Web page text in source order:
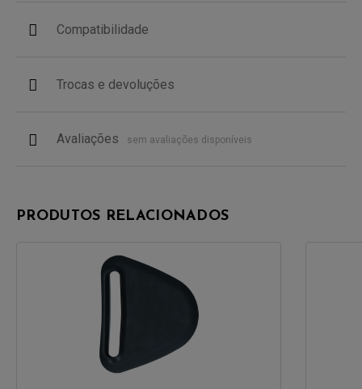
Compatibilidade
Trocas e devoluções
Avaliações sem avaliações disponíveis
PRODUTOS RELACIONADOS